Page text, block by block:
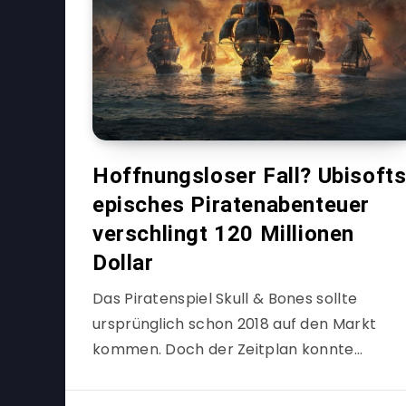
Hoffnungsloser Fall? Ubisofts
episches Piratenabenteuer
verschlingt 120 Millionen
Dollar
Das Piratenspiel Skull & Bones sollte
ursprünglich schon 2018 auf den Markt
kommen. Doch der Zeitplan konnte…